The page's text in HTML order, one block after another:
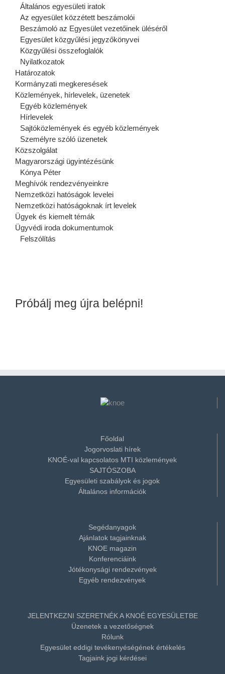
Próbálj meg újra belépni!
Általános egyesületi iratok
Az egyesület közzétett beszámolói
Beszámoló az Egyesület vezetőinek üléséről
Egyesület közgyűlési jegyzőkönyvei
Közgyűlési összefoglalók
Nyilatkozatok
Határozatok
Kormányzati megkeresések
Közlemények, hírlevelek, üzenetek
Egyéb közlemények
Hírlevelek
Sajtóközlemények és egyéb közlemények
Személyre szóló üzenetek
Közszolgálat
Magyarországi ügyintézésünk
Kónya Péter
Meghívók rendezvényeinkre
Nemzetközi hatóságok levelei
Nemzetközi hatóságoknak írt levelek
Ügyek és kiemelt témák
Ügyvédi iroda dokumentumok
Felszólítás
Főoldal
Jogorvoslati hírek
KNOÉ-val kapcsolatos MTI közlemények
SAJTÓSZOBA
Egyesületi szabályok és jogok
Általános információk
Segédanyagok
Ajánlatok tagjainknak
KNOE magazin
Konferenciáink
Jótékonysági rendezvények
Egyéb rendezvények
JELENTKEZNI SZERETNÉK A KNOÉ EGYESÜLETBE
Üzenetek a vezetőségnek
Rólunk
Egyesület eddigi tevékenyéségének értékelés
Tagjaink jogi kérdései